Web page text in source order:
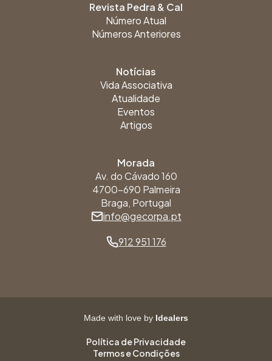
Revista Pedra & Cal
Número Atual
Números Anteriores
Notícias
Vida Associativa
Atualidade
Eventos
Artigos
Morada
Av. do Cávado 160
4700-690 Palmeira
Braga, Portugal
info@gecorpa.pt
912 951 176
Made with love by Idealers
Política de Privacidade
Termos e Condições